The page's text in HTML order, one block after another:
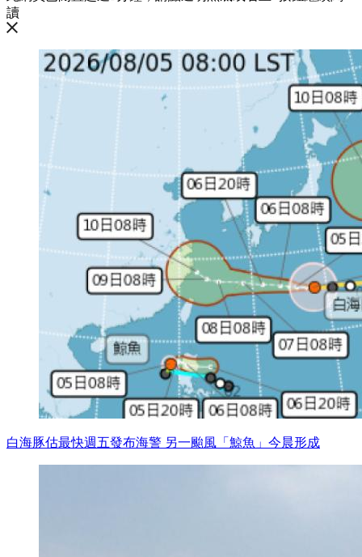
讀
白海豚估最快週五發布海警 另一颱風「鯨魚」今晨形成